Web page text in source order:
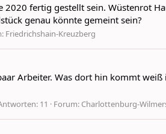
fertig gestellt sein. Wüstenrot
genau könnte gemeint sein?
Friedrichshain-Kreuzberg
Arbeiter. Was dort hin kommt weiß
11 Forum: Charlottenburg-